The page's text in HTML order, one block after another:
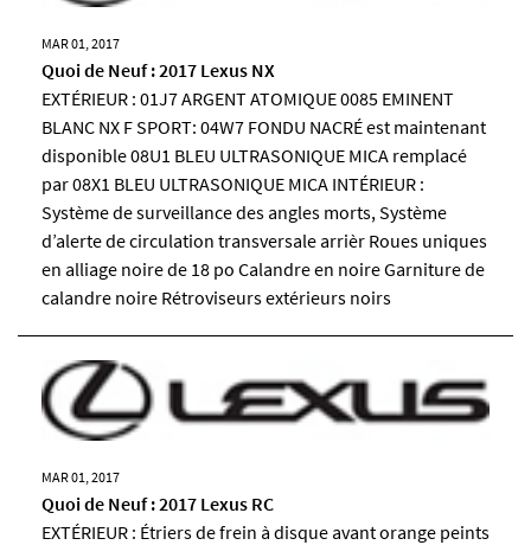
MAR 01, 2017
Quoi de Neuf : 2017 Lexus NX
EXTÉRIEUR : 01J7 ARGENT ATOMIQUE 0085 EMINENT
BLANC NX F SPORT: 04W7 FONDU NACRÉ est maintenant
disponible 08U1 BLEU ULTRASONIQUE MICA remplacé
par 08X1 BLEU ULTRASONIQUE MICA INTÉRIEUR :
Système de surveillance des angles morts, Système
d’alerte de circulation transversale arrièr Roues uniques
en alliage noire de 18 po Calandre en noire Garniture de
calandre noire Rétroviseurs extérieurs noirs
MAR 01, 2017
Quoi de Neuf : 2017 Lexus RC
EXTÉRIEUR : Étriers de frein à disque avant orange peints